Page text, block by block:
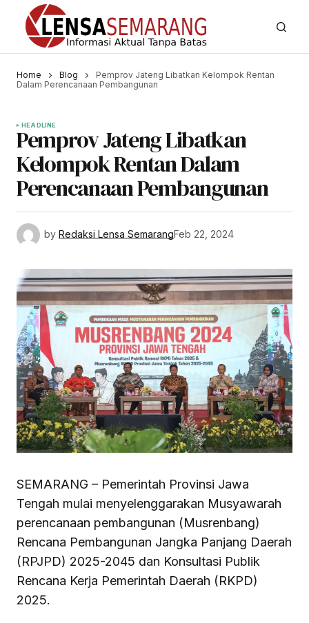
Home Blog
Pemprov Jateng Libatkan Kelompok Rentan
Dalam Perencanaan Pembangunan
HEADLINE
Pemprov Jateng Libatkan
Kelompok Rentan Dalam
Perencanaan Pembangunan
by Redaksi Lensa SemarangFeb 22, 2024
SEMARANG – Pemerintah Provinsi Jawa
Tengah mulai menyelenggarakan Musyawarah
perencanaan pembangunan (Musrenbang)
Rencana Pembangunan Jangka Panjang Daerah
(RPJPD) 2025-2045 dan Konsultasi Publik
Rencana Kerja Pemerintah Daerah (RKPD)
2025.